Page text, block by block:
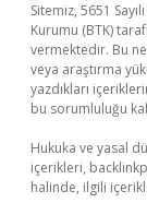
Sitemiz, 5651
Kurumu (BTK)
vermektedir. Bu
veya araştırma
yazdıkları
bu sorumluluğu
Hukuka ve yasal
içerikleri,
halinde, ilgili